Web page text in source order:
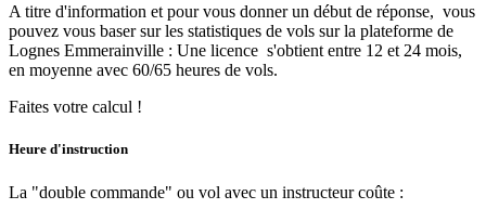
A titre d'information et pour vous donner un début de réponse, vous
pouvez vous baser sur les statistiques de vols sur la plateforme de
Lognes Emmerainville : Une licence s'obtient entre 12 et 24 mois,
en moyenne avec 60/65 heures de vols.
Faites votre calcul !
Heure d'instruction
La "double commande" ou vol avec un instructeur coûte :